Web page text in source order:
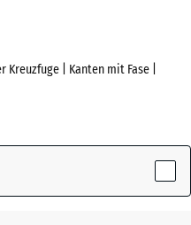
| Kanten mit Fase |